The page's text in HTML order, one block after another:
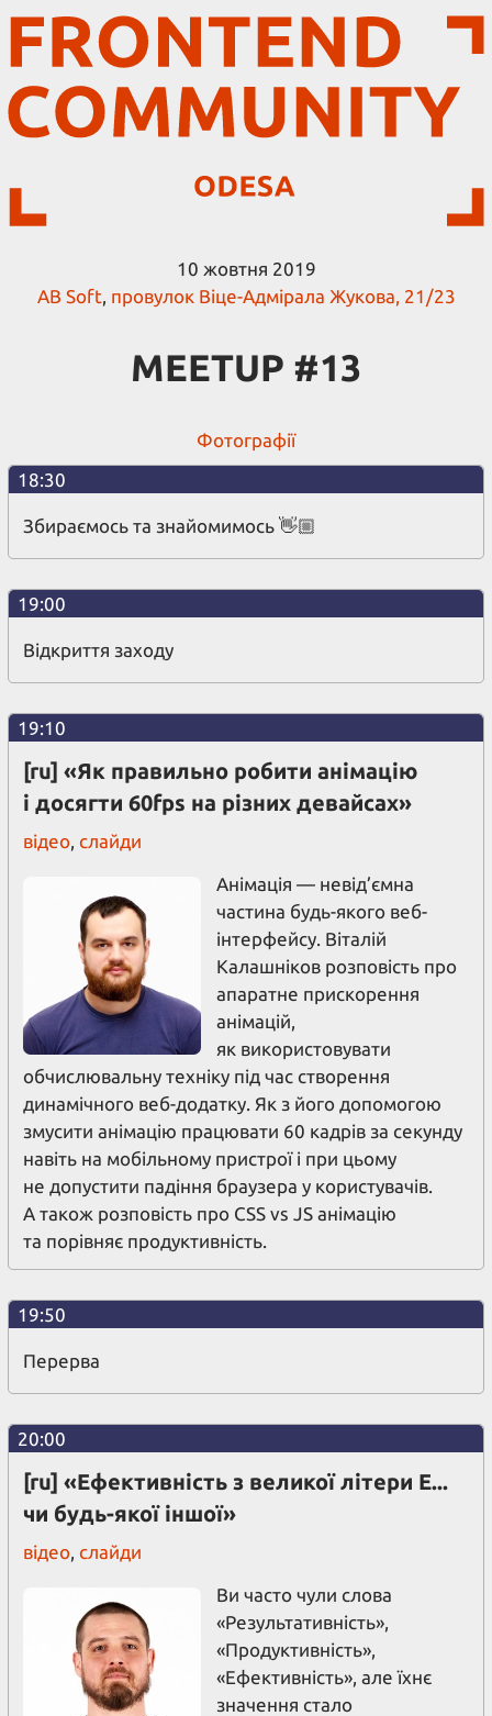
10 жовтня 2019
AB Soft, провулок Віце-Адмірала Жукова, 21/23
MEETUP #13
Фотографії
18:30
Збираємось та знайомимось 👋🏼
19:00
Відкриття заходу
19:10
[ru] «Як правильно робити анімацію
і досягти 60fps на різних девайсах»
відео,слайди
Анімація — невід’ємна
частина будь-якого веб-
інтерфейсу. Віталій
Калашніков розповість про
апаратне прискорення
анімацій,
як використовувати
обчислювальну техніку під час створення
динамічного веб-додатку. Як з його допомогою
змусити анімацію працювати 60 кадрів за секунду
навіть на мобільному пристрої і при цьому
не допустити падіння браузера у користувачів.
А також розповість про CSS vs JS анімацію
та порівняє продуктивність.
19:50
Перерва
20:00
[ru] «Ефективність з великої літери Е...
чи будь-якої іншої»
відео,слайди
Ви часто чули слова
«Результативність»,
«Продуктивність»,
«Ефективність», але їхнє
значення стало